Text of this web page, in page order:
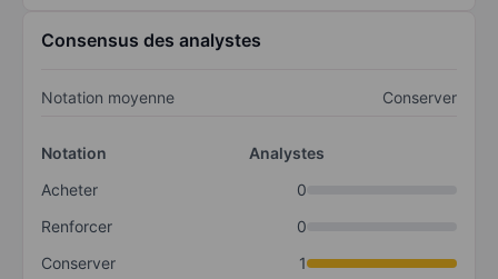
Consensus des analystes
Notation moyenne Conserver
Notation
Analystes
Acheter
0
Renforcer
0
Conserver
1